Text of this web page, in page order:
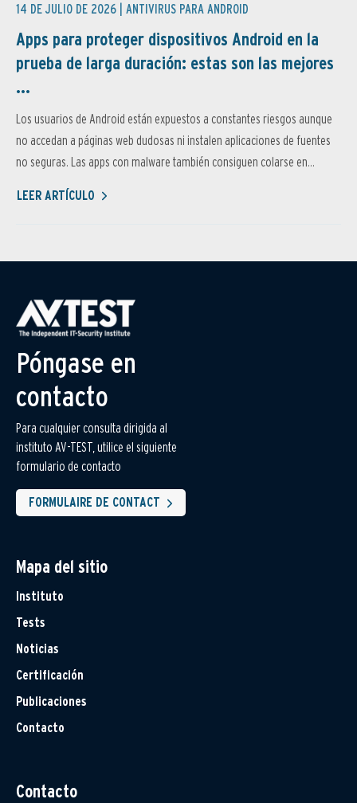
14 DE JULIO DE 2026 | ANTIVIRUS PARA ANDROID
Apps para proteger dispositivos Android en la
prueba de larga duración: estas son las mejores
...
Los usuarios de Android están expuestos a constantes riesgos aunque
no accedan a páginas web dudosas ni instalen aplicaciones de fuentes
no seguras. Las apps con malware también consiguen colarse en...
LEER ARTÍCULO
Póngase en
contacto
Para cualquier consulta dirigida al
instituto AV-TEST, utilice el siguiente
formulario de contacto
FORMULAIRE DE CONTACT
Mapa del sitio
Instituto
Tests
Noticias
Certificación
Publicaciones
Contacto
Contacto